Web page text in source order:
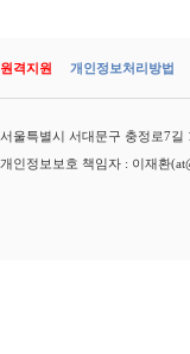
원격지원 개인정보처리방법
서울특별시 서대문구 충정로7
개인정보보호 책임자 : 이재환